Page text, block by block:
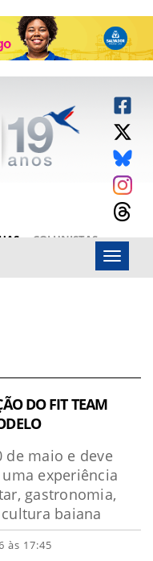
COLUNISTAS
Menu
DO FIT TEAM
de maio e deve
experiência
gastronomia,
baiana
às 17:45